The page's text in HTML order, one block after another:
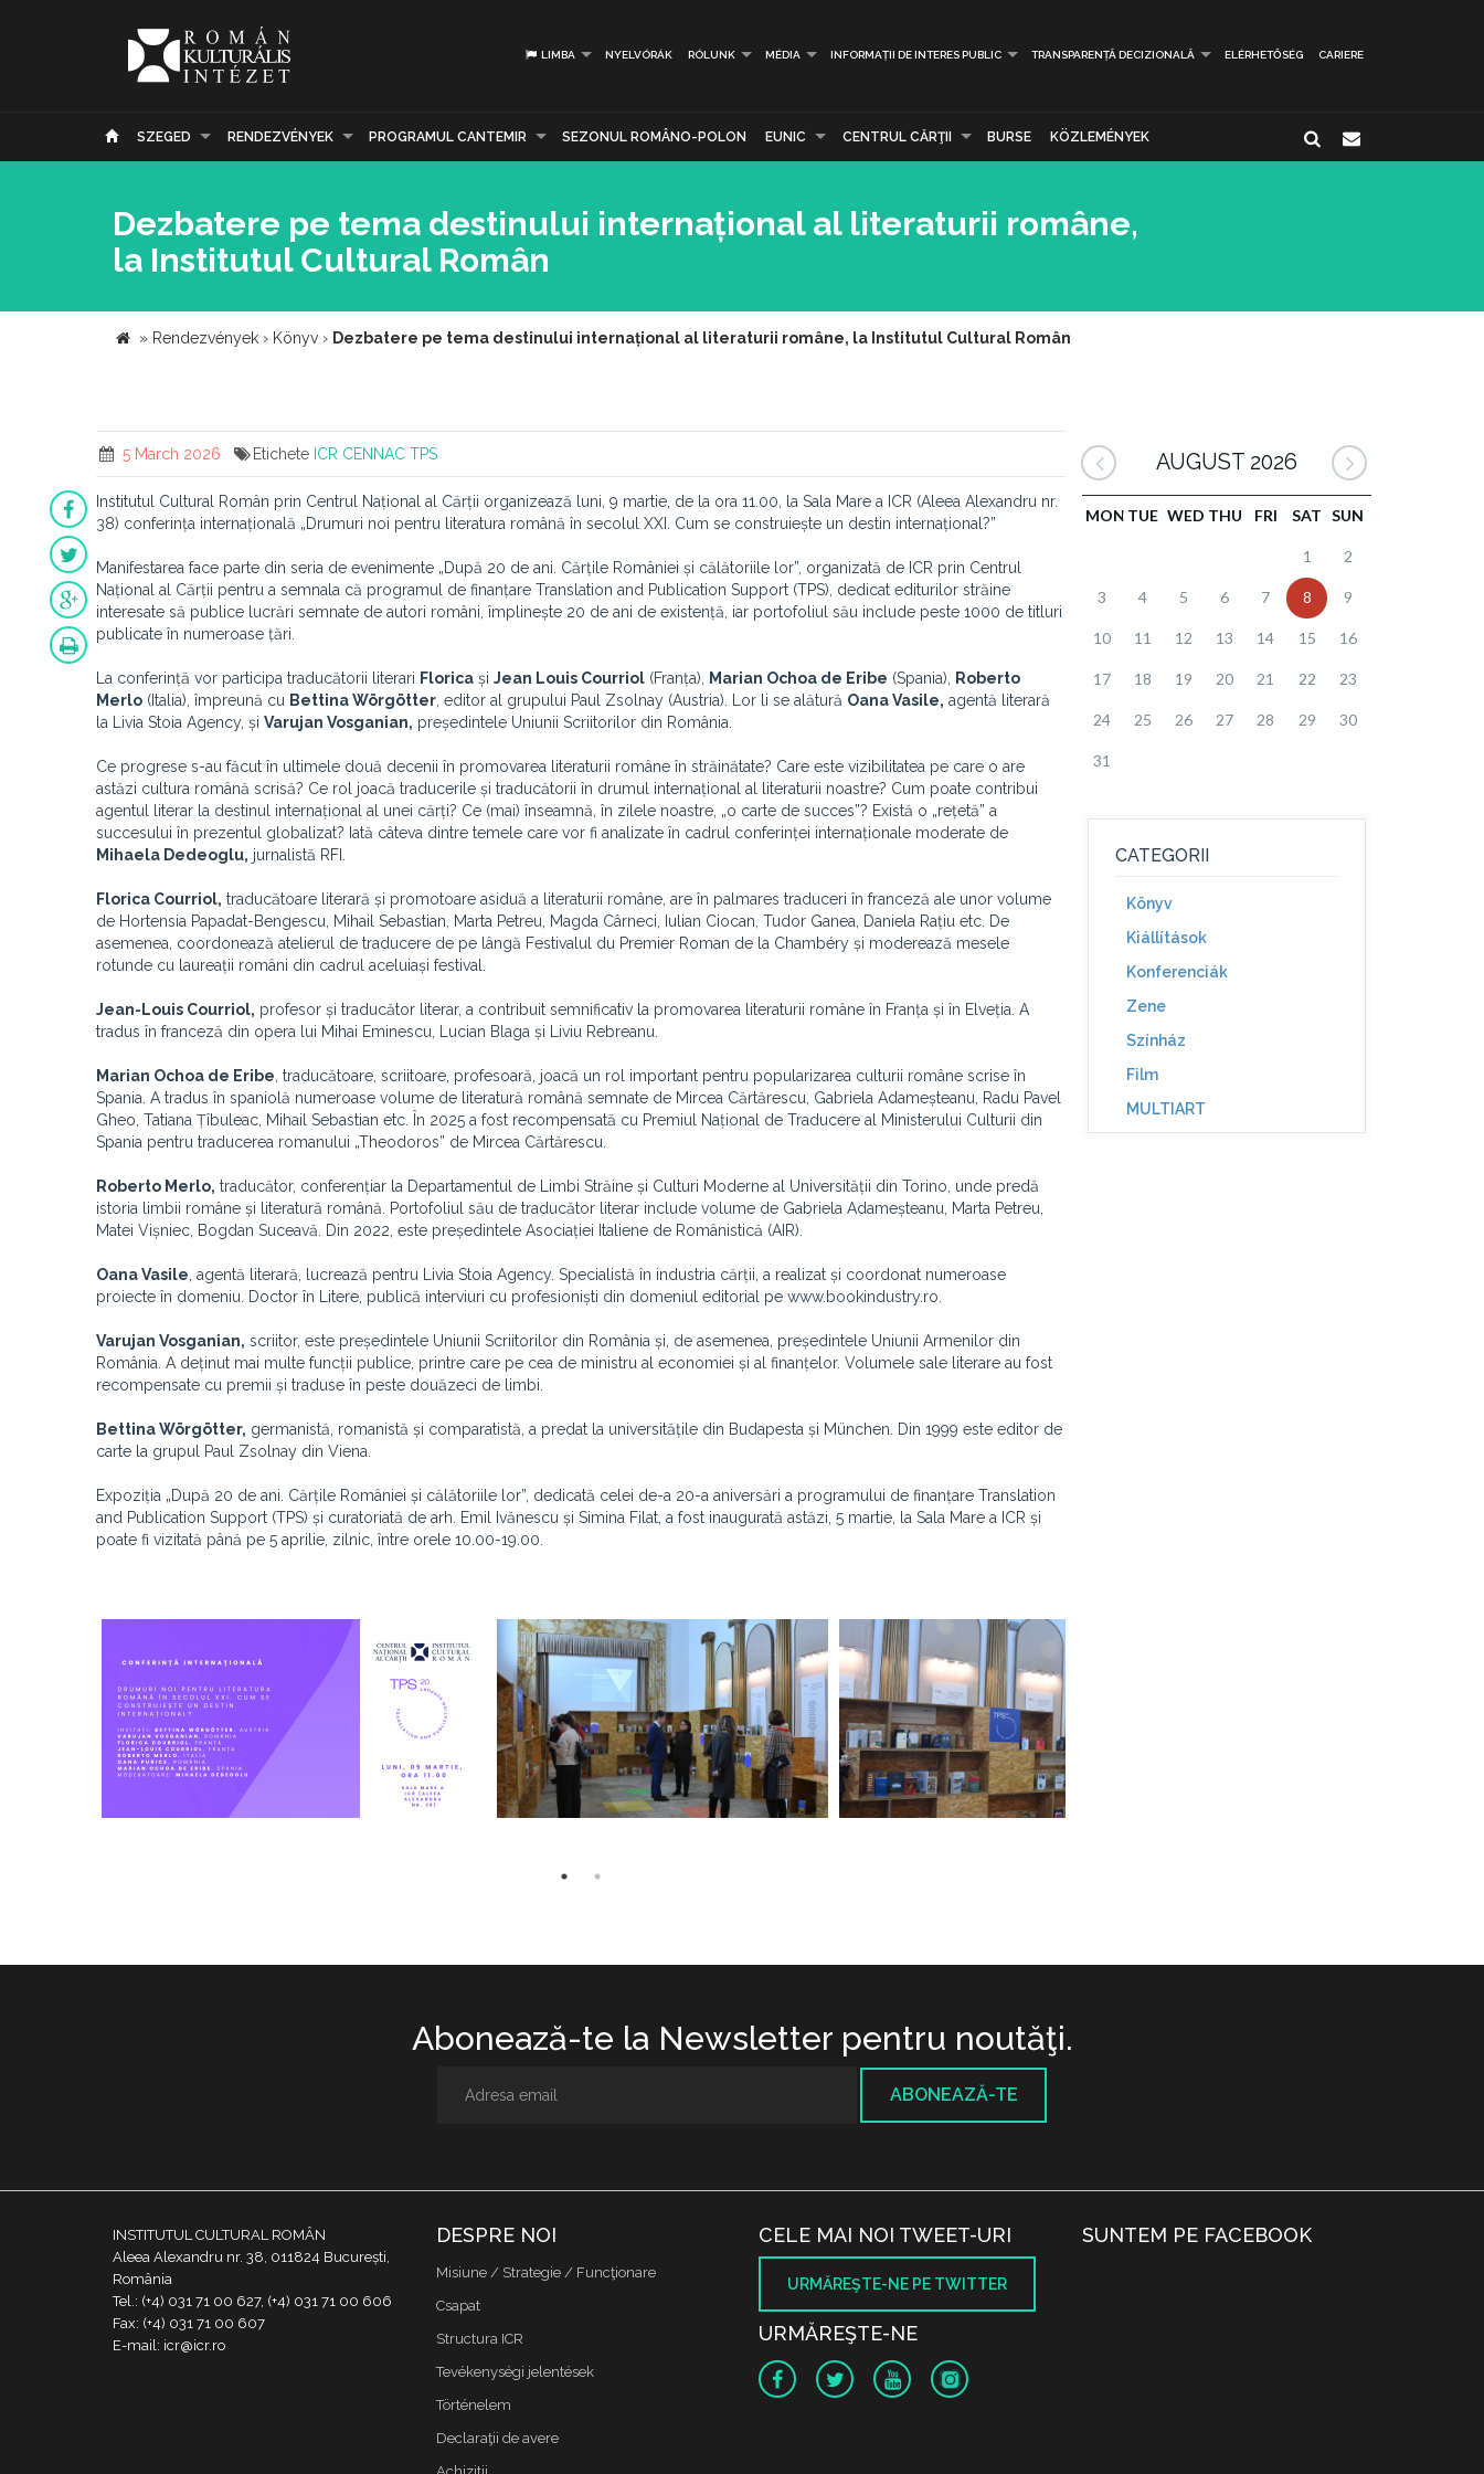
LIMBA NYELVÓRÁK RÓLUNK MÉDIA INFORMAȚII DE INTERES PUBLIC TRANSPARENȚĂ DECIZIONALĂ ELÉRHETŐSÉG CARIERE
SZEGED RENDEZVÉNYEK PROGRAMUL CANTEMIR SEZONUL ROMÂNO-POLON EUNIC CENTRUL CĂRŢII BURSE KÖZLEMÉNYEK
Dezbatere pe tema destinului internațional al literaturii române,
la Institutul Cultural Român
» Rendezvények › Könyv › Dezbatere pe tema destinului internațional al literaturii române, la Institutul Cultural Român
5 March 2026 Etichete ICR CENNAC TPS
Institutul Cultural Român prin Centrul Național al Cărții organizează luni, 9 martie, de la ora 11.00, la Sala Mare a ICR (Aleea Alexandru nr.
38) conferința internațională „Drumuri noi pentru literatura română în secolul XXI. Cum se construiește un destin internațional?”
Manifestarea face parte din seria de evenimente „După 20 de ani. Cărțile României și călătoriile lor”, organizată de ICR prin Centrul
Național al Cărții pentru a semnala că programul de finanțare Translation and Publication Support (TPS), dedicat editurilor străine
interesate să publice lucrări semnate de autori români, împlinește 20 de ani de existență, iar portofoliul său include peste 1000 de titluri
publicate în numeroase țări.
La conferință vor participa traducătorii literari Florica și Jean Louis Courriol (Franța), Marian Ochoa de Eribe (Spania),
Roberto
Merlo (Italia), împreună cu Bettina Wörgötter , editor al grupului Paul Zsolnay (Austria). Lor li se alătură Oana Vasile, agentă literară
la Livia Stoia Agency, și Varujan Vosganian, președintele Uniunii Scriitorilor din România.
Ce progrese s-au făcut în ultimele două decenii în promovarea literaturii române în străinătate? Care este vizibilitatea pe care o are
astăzi cultura română scrisă? Ce rol joacă traducerile și traducătorii în drumul internațional al literaturii noastre? Cum poate contribui
agentul literar la destinul internațional al unei cărți? Ce (mai) înseamnă, în zilele noastre, „o carte de succes”? Există o „rețetă” a
succesului în prezentul globalizat? Iată câteva dintre temele care vor fi analizate în cadrul conferinței internaționale moderate de
Mihaela Dedeoglu, jurnalistă RFI.
Florica Courriol, traducătoare literară și promotoare asiduă a literaturii române, are în palmares traduceri în franceză ale unor volume
de Hortensia Papadat-Bengescu, Mihail Sebastian, Marta Petreu, Magda Cârneci, Iulian Ciocan, Tudor Ganea, Daniela Rațiu etc. De
asemenea, coordonează atelierul de traducere de pe lângă Festivalul du Premier Roman de la Chambéry și moderează mesele
rotunde cu laureații români din cadrul aceluiași festival.
Jean-Louis Courriol, profesor și traducător literar, a contribuit semnificativ la promovarea literaturii române în Franța și în Elveția. A
tradus în franceză din opera lui Mihai Eminescu, Lucian Blaga și Liviu Rebreanu.
Marian Ochoa de Eribe , traducătoare, scriitoare, profesoară, joacă un rol important pentru popularizarea culturii române scrise în
Spania. A tradus în spaniolă numeroase volume de literatură română semnate de Mircea Cărtărescu, Gabriela Adameșteanu, Radu Pavel
Gheo, Tatiana Țîbuleac, Mihail Sebastian etc. În 2025 a fost recompensată cu Premiul Național de Traducere al Ministerului Culturii din
Spania pentru traducerea romanului „Theodoros” de Mircea Cărtărescu.
Roberto Merlo, traducător, conferențiar la Departamentul de Limbi Străine și Culturi Moderne al Universității din Torino, unde predă
istoria limbii române și literatură română. Portofoliul său de traducător literar include volume de Gabriela Adameșteanu, Marta Petreu,
Matei Vișniec, Bogdan Suceavă. Din 2022, este președintele Asociației Italiene de Românistică (AIR).
Oana Vasile , agentă literară, lucrează pentru Livia Stoia Agency. Specialistă în industria cărții, a realizat și coordonat numeroase
proiecte în domeniu. Doctor în Litere, publică interviuri cu profesioniști din domeniul editorial pe www.bookindustry.ro.
Varujan Vosganian, scriitor, este președintele Uniunii Scriitorilor din România și, de asemenea, președintele Uniunii Armenilor din
România. A deținut mai multe funcții publice, printre care pe cea de ministru al economiei și al finanțelor. Volumele sale literare au fost
recompensate cu premii și traduse în peste douăzeci de limbi.
Bettina Wörgötter, germanistă, romanistă și comparatistă, a predat la universitățile din Budapesta și München. Din 1999 este editor de
carte la grupul Paul Zsolnay din Viena.
Expoziția „După 20 de ani. Cărțile României și călătoriile lor”, dedicată celei de-a 20-a aniversări a programului de finanțare Translation
and Publication Support (TPS) și curatoriată de arh. Emil Ivănescu și Simina Filat, a fost inaugurată astăzi, 5 martie, la Sala Mare a ICR și
poate fi vizitată până pe 5 aprilie, zilnic, între orele 10.00-19.00.
AUGUST 2026
MON TUE WED THU FRI SAT SUN
1 2
3 4 5 6 7 8 9
10 11 12 13 14 15 16
17 18 19 20 21 22 23
24 25 26 27 28 29 30
31
CATEGORII
Könyv
Kiállítások
Konferenciák
Zene
Színház
Film
MULTIART
Abonează-te la Newsletter pentru noutăţi.
ABONEAZĂ-TE
INSTITUTUL CULTURAL ROMÂN
Aleea Alexandru nr. 38, 011824 București,
România
Tel.: (+4) 031 71 00 627, (+4) 031 71 00 606
Fax: (+4) 031 71 00 607
E-mail: icr@icr.ro
DESPRE NOI
Misiune / Strategie / Funcţionare
Csapat
Structura ICR
Tevékenységi jelentések
Történelem
Declaraţii de avere
CELE MAI NOI TWEET-URI
URMĂREŞTE-NE PE TWITTER
URMĂREŞTE-NE
SUNTEM PE FACEBOOK